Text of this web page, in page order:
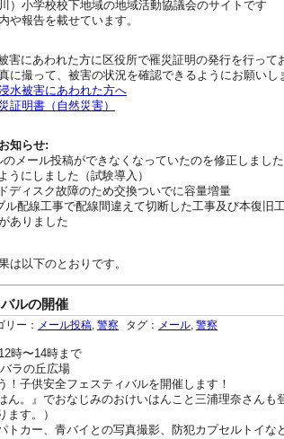
）小学校校下地域の地域活動協議会のサイトです
や報告を載せています。
害にあわれた方に区役所で罹災証明の発行を行って
に撮って、被害の状況を確認できるようにお願いし
水被害にあわれた方へ
証明書（自然災害）
知らせ:
メール投稿ができなくなっていたのを修正しました
うにしました（試験導入）
ディスク故障のため交換ついでに容量増量
ル配線工事で配線間違えて切断した工事及び本復旧
ありました
は以下のとおりです。
ルの開催
リー： メール投稿 警察 タグ： メール 警察
時〜14時まで
ラの丘広場
！子供安全フェスティバルを開催します！
ん。』でおなじみのおけいはんこと三浦理奈さん
ます。）
トカー、青バイとの写真撮影、防犯カプセルトイな